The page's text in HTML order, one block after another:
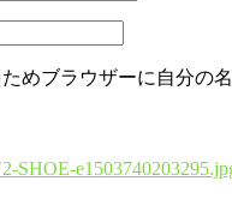
めブラウザーに自分の
SHOE-